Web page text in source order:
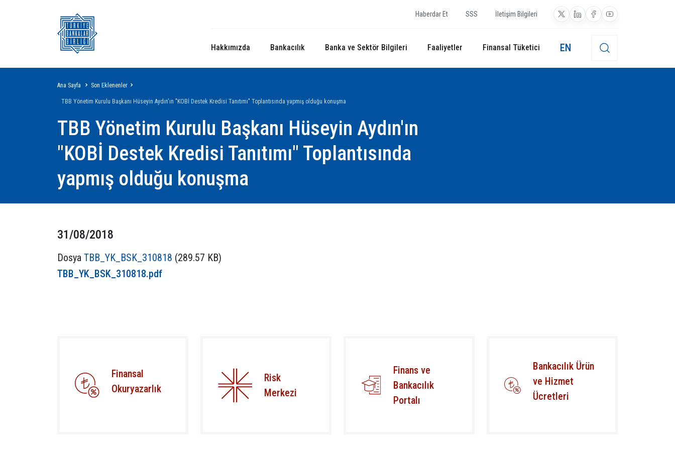
Haberdar Et SSS İletişim Bilgileri
Hakkımızda Bankacılık Banka ve Sektör Bilgileri Faaliyetler Finansal Tüketici EN
Sayfa
yolu
Ana Sayfa Son Eklenenler
TBB Yönetim Kurulu Başkanı Hüseyin Aydın'ın "KOBİ Destek Kredisi Tanıtımı" Toplantısında yapmış olduğu konuşma
TBB Yönetim Kurulu Başkanı Hüseyin Aydın'ın
"KOBİ Destek Kredisi Tanıtımı" Toplantısında
yapmış olduğu konuşma
31/08/2018
Dosya TBB_YK_BSK_310818 (289.57 KB)
TBB_YK_BSK_310818.pdf
Finansal
Okuryazarlık
Risk
Merkezi
Finans ve
Bankacılık
Portalı
Bankacılık Ürün
ve Hizmet
Ücretleri